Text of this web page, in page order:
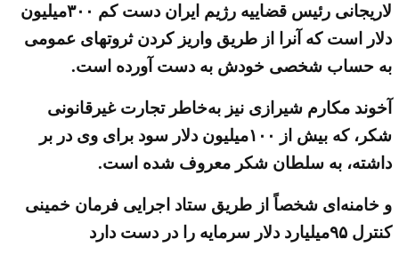
لاریجانی رئیس قضاییه رژیم ایران دست کم ۳۰۰میلیون
دلار است که آنرا از طریق واریز کردن ثروتهای عمومی
به حساب شخصی خودش به دست آورده است.
آخوند مکارم شیرازی نیز به‌خاطر تجارت غیرقانونی
شکر، که بیش از ۱۰۰میلیون دلار سود برای وی در بر
داشته، به سلطان شکر معروف شده است.
و خامنه‌ای شخصاً از طریق ستاد اجرایی فرمان خمینی
کنترل ۹۵میلیارد دلار سرمایه را در دست دارد